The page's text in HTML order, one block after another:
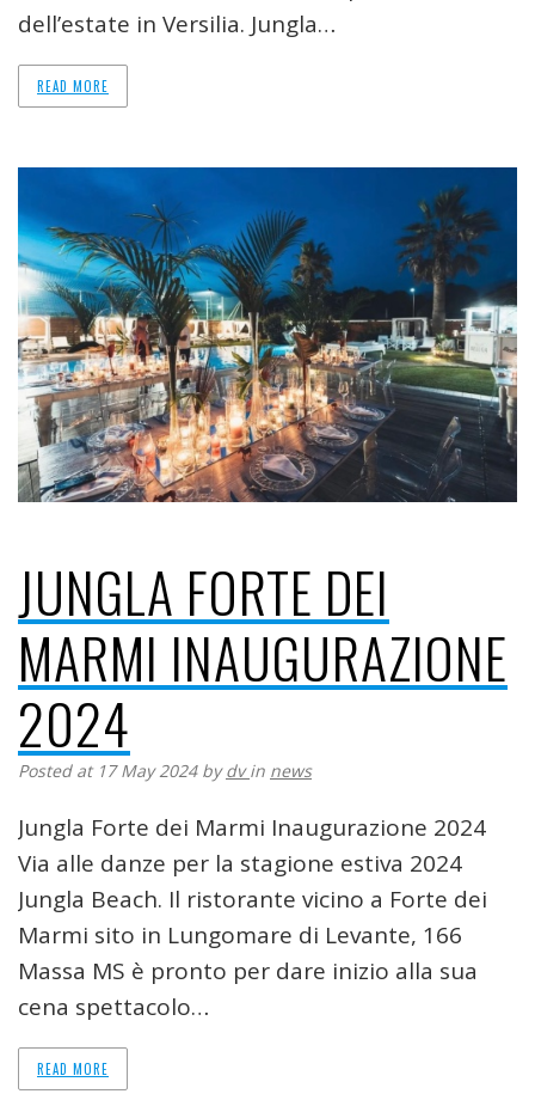
dell’estate in Versilia. Jungla…
READ MORE
JUNGLA FORTE DEI
MARMI INAUGURAZIONE
2024
Posted at 17 May 2024 bydvin news
Jungla Forte dei Marmi Inaugurazione 2024
Via alle danze per la stagione estiva 2024
Jungla Beach. Il ristorante vicino a Forte dei
Marmi sito in Lungomare di Levante, 166
Massa MS è pronto per dare inizio alla sua
cena spettacolo…
READ MORE